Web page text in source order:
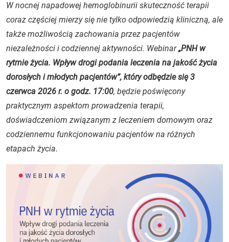
W nocnej napadowej hemoglobinurii skuteczność terapii
coraz częściej mierzy się nie tylko odpowiedzią kliniczną, ale
także możliwością zachowania przez pacjentów
niezależności i codziennej aktywności. Webinar„PNH w
rytmie życia. Wpływ drogi podania leczenia na jakość życia
dorosłych i młodych pacjentów”, który odbędzie się 3
czerwca 2026 r. o godz. 17:00, będzie poświęcony
praktycznym aspektom prowadzenia terapii,
doświadczeniom związanym z leczeniem domowym oraz
codziennemu funkcjonowaniu pacjentów na różnych
etapach życia.